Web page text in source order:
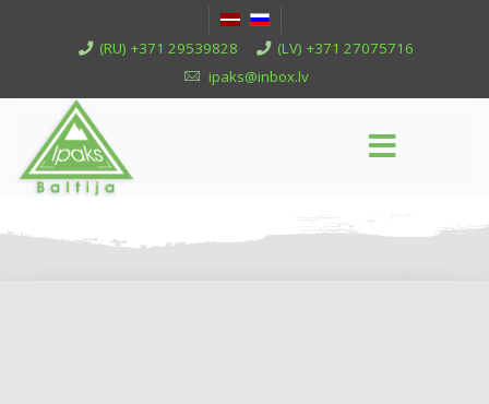
(RU) +371 29539828
(LV) +371 27075716
ipaks@inbox.lv